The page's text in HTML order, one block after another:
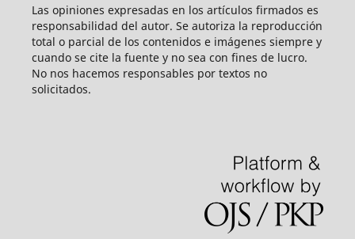
Las opiniones expresadas en los artículos firmados es
responsabilidad del autor. Se autoriza la reproducción
total o parcial de los contenidos e imágenes siempre y
cuando se cite la fuente y no sea con fines de lucro.
No nos hacemos responsables por textos no
solicitados.